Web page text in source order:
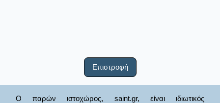
Επιστροφή
Ο παρών ιστοχώρος, saint.gr, είναι ιδιωτικός